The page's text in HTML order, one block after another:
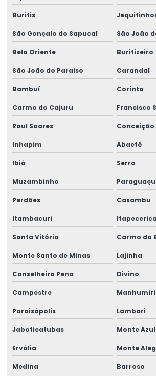
Buritis
São Gonçalo do Sapucaí São João
Belo Oriente Buritizeiro
São João do Paraíso Carandaí
Bambuí Corinto
Carmo do Cajuru Francisco
Raul Soares
Inhapim Abaeté
Ibiá Serro
Muzambinho Paraguaçu
Perdões Caxambu
Itambacuri Itapecerica
Santa Vitória Carmo do
Monte Santo de Minas Lajinha
Conselheiro Pena Divino
Campestre
Paraisópolis Lambari
Jaboticatubas Monte Azul
Ervália Monte
Medina Barroso